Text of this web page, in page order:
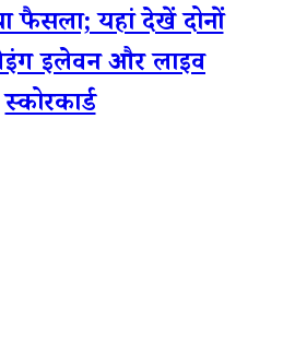
फैसला; यहां देखें दोनों
इलेवन और लाइव
स्कोरकार्ड